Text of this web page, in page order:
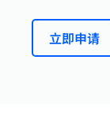
立即申请